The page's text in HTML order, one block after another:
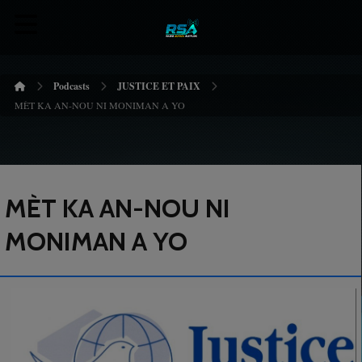
Podcasts JUSTICE ET PAIX
MÈT KA AN-NOU NI MONIMAN A YO
MÈT KA AN-NOU NI
MONIMAN A YO